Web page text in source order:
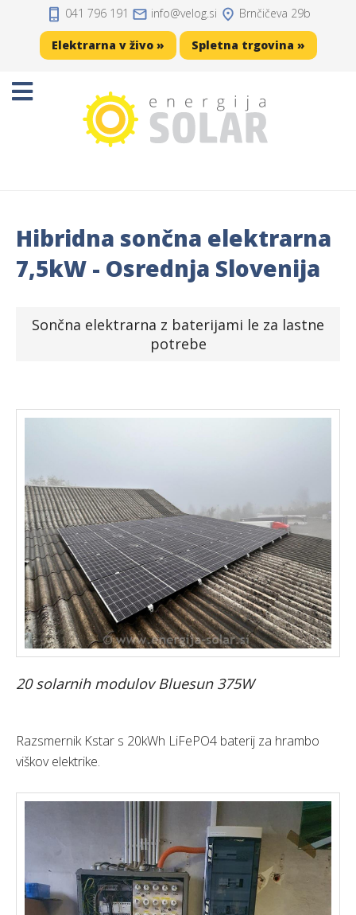
Domov
Sončne elektrarne
Solarni akumulatorji
Zaščita, kabli, konektorji
041 796 191 info velog.si Brnčičeva 29b
Elektrarna v živo » Spletna trgovina »
Hibridna sončna elektrarna
7,5kW - Osrednja Slovenija
Sončna elektrarna z baterijami le za lastne
potrebe
20 solarnih modulov Bluesun 375W
Razsmernik Kstar s 20kWh LiFePO4 baterij za hrambo
viškov elektrike.